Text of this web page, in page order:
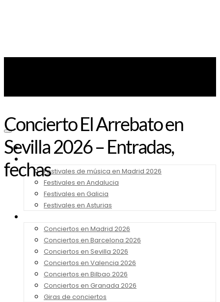
Noticias
Festivales de música en Madrid 2026
Festivales en Andalucia
Festivales en Galicia
Festivales en Asturias
Conciertos en Madrid 2026
Conciertos en Barcelona 2026
Conciertos en Sevilla 2026
Conciertos en Valencia 2026
Conciertos en Bilbao 2026
Conciertos en Granada 2026
Giras de conciertos
Concierto El Arrebato en
Sevilla 2026 – Entradas,
fechas